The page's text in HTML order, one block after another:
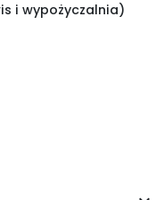
i wypożyczalnia)